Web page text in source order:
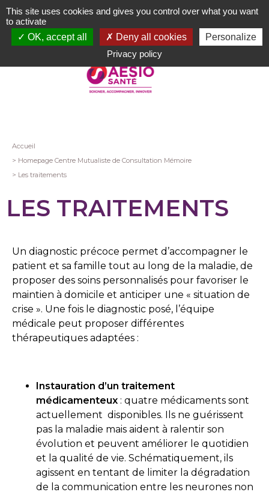
Aller
au
contenu
Fil
d'Ariane
Accueil
Homepage Centre Mutualiste de Consultation Mémoire
Les traitements
LES TRAITEMENTS
Un diagnostic précoce permet d’accompagner le
patient et sa famille tout au long de la maladie, de
proposer des soins personnalisés pour favoriser le
maintien à domicile et anticiper une « situation de
crise ». Une fois le diagnostic posé, l’équipe
médicale peut proposer différentes
thérapeutiques adaptées :
Instauration d’un traitement
médicamenteux : quatre médicaments sont
actuellement disponibles. Ils ne guérissent
pas la maladie mais aident à ralentir son
évolution et peuvent améliorer le quotidien
et la qualité de vie. Schématiquement, ils
agissent en tentant de limiter la dégradation
de la communication entre les neurones non
This site uses cookies and gives you control over what you want
to activate
OK, accept all
Deny all cookies
Personalize
Privacy policy